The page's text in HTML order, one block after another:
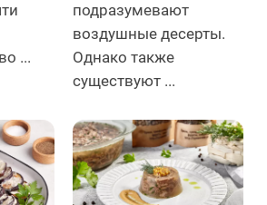
...
подразумевают
воздушные десерты.
Однако также
существуют ...